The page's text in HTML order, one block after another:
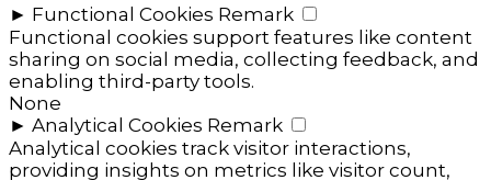
► Functional Cookies Remark
Functional cookies support features like content
sharing on social media, collecting feedback, and
enabling third-party tools.
None
► Analytical Cookies Remark
Analytical cookies track visitor interactions,
providing insights on metrics like visitor count,